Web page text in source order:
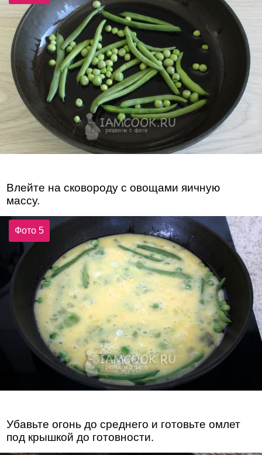
Влейте на сковороду с овощами яичную
массу.
Фото 5
Убавьте огонь до среднего и готовьте омлет
под крышкой до готовности.